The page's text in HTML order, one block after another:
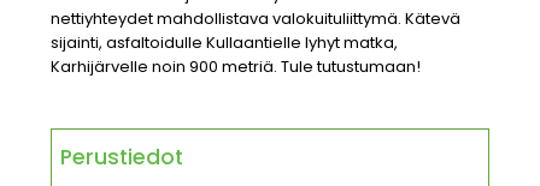
nettiyhteydet mahdollistava valokuituliittymä. Kätevä
sijainti, asfaltoidulle Kullaantielle lyhyt matka,
Karhijärvelle noin 900 metriä. Tule tutustumaan!
Perustiedot